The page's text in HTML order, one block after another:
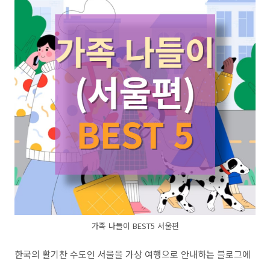
가족 나들이 BEST5 서울편
한국의 활기찬 수도인 서울을 가상 여행으로 안내하는 블로그에